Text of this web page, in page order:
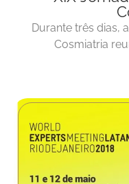
Durante três dias,
Cosmiatria